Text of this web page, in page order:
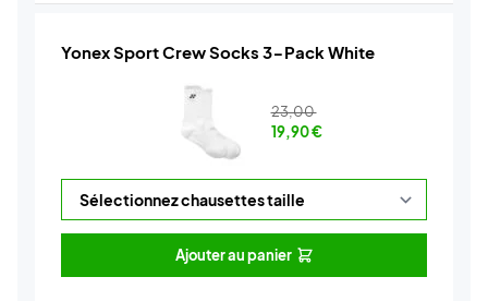
Yonex Sport Crew Socks 3-Pack White
23,00
19,90€
Ajouter au panier